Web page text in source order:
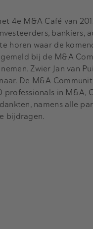
4e M&A Café van
bankiers,
horen waar de
bij de M&A
Zwier Jan van
De M&A
in M&A,
namens alle
bijdragen.